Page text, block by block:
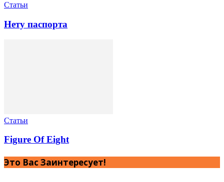
Статьи
Нету паспорта
Статьи
Figure Of Eight
Это Вас Заинтересует!